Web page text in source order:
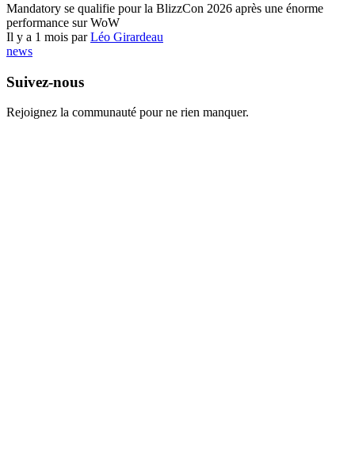
Mandatory se qualifie pour la BlizzCon 2026 après une énorme
performance sur WoW
Il y a 1 mois parLéo Girardeau
news
Suivez-nous
Rejoignez la communauté pour ne rien manquer.